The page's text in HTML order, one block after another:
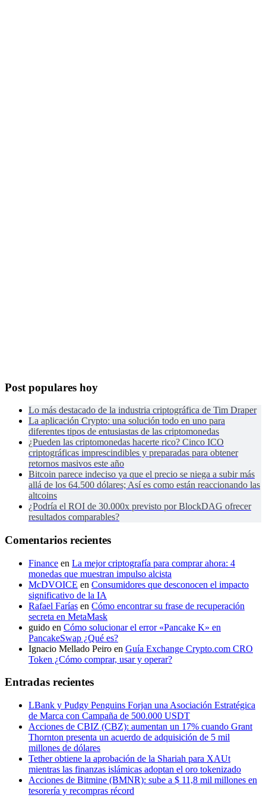
Post populares hoy
Lo más destacado de la industria criptográfica de Tim Draper
La aplicación Crypto: una solución todo en uno para
diferentes tipos de entusiastas de las criptomonedas
¿Pueden las criptomonedas hacerte rico? Cinco ICO
criptográficas imprescindibles y preparadas para obtener
retornos masivos este año
Bitcoin parece indeciso ya que el precio se niega a subir más
allá de los 64.500 dólares; Así es como están reaccionando las
altcoins
¿Podría el ROI de 30.000x previsto por BlockDAG ofrecer
resultados comparables?
Comentarios recientes
Finance en La mejor criptografía para comprar ahora: 4
monedas que muestran impulso alcista
McDVOICE en Consumidores que desconocen el impacto
significativo de la IA
Rafael Farías en Cómo encontrar su frase de recuperación
secreta en MetaMask
guido en Cómo solucionar el error «Pancake K» en
PancakeSwap ¿Qué es?
Ignacio Mellado Peiro en Guía Exchange Crypto.com CRO
Token ¿Cómo comprar, usar y operar?
Entradas recientes
LBank y Pudgy Penguins Forjan una Asociación Estratégica
de Marca con Campaña de 500.000 USDT
Acciones de CBIZ (CBZ): aumentan un 17% cuando Grant
Thornton presenta un acuerdo de adquisición de 5 mil
millones de dólares
Tether obtiene la aprobación de la Shariah para XAUt
mientras las finanzas islámicas adoptan el oro tokenizado
Acciones de Bitmine (BMNR): sube a $ 11,8 mil millones en
tesorería y recompras récord